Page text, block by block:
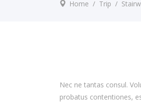
Home / Trip /
Nec ne tantas consul.
probatus contentiones,